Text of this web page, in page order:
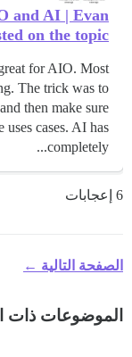
and AI | Evan
on the topic |...
for AIO. Most
The trick was to
then make sure
cases. AI has
completely...
6 إعجابات
الصفحة التالية ←
الموضوعات ذات